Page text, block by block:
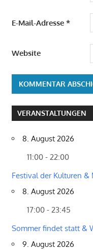
E-Mail-Adresse *
Website
VERANSTALTUNGEN
8. August 2026
11:00 - 22:00
Festival der Kulturen
8. August 2026
17:00 - 23:45
Sommer findet statt &
9. August 2026